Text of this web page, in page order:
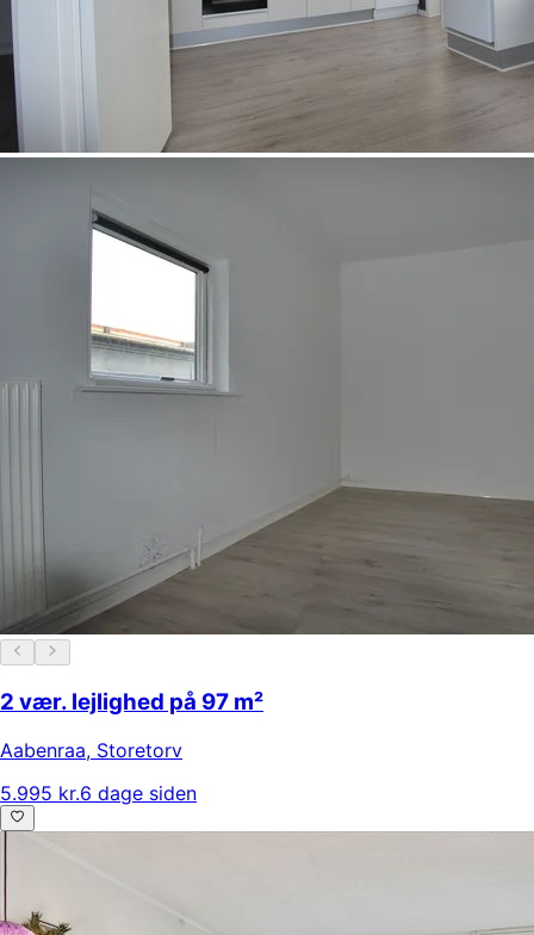
2 vær. lejlighed på 97 m²
Aabenraa, Storetorv
5.995 kr.6 dage siden